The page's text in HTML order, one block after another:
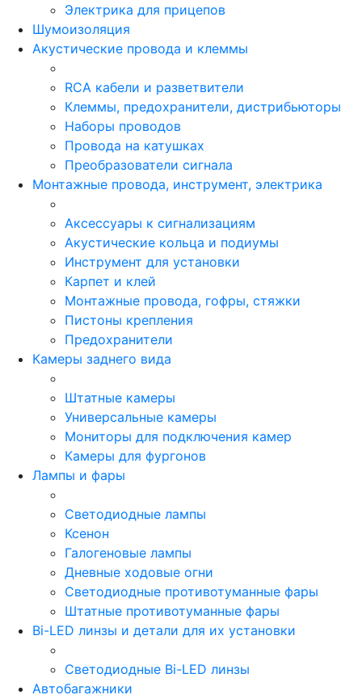
Электрика для прицепов
Шумоизоляция
Акустические провода и клеммы
RCA кабели и разветвители
Клеммы, предохранители, дистрибьюторы
Наборы проводов
Провода на катушках
Преобразователи сигнала
Монтажные провода, инструмент, электрика
Аксессуары к сигнализациям
Акустические кольца и подиумы
Инструмент для установки
Карпет и клей
Монтажные провода, гофры, стяжки
Пистоны крепления
Предохранители
Камеры заднего вида
Штатные камеры
Универсальные камеры
Мониторы для подключения камер
Камеры для фургонов
Лампы и фары
Светодиодные лампы
Ксенон
Галогеновые лампы
Дневные ходовые огни
Светодиодные противотуманные фары
Штатные противотуманные фары
Bi-LED линзы и детали для их установки
Светодиодные Bi-LED линзы
Автобагажники